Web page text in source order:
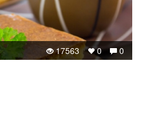
0
0
17563